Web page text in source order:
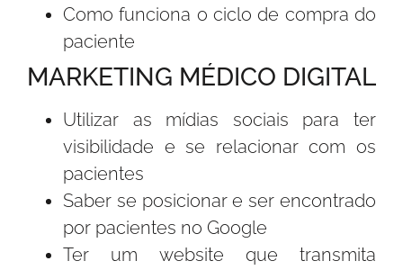
Como funciona o ciclo de compra do
paciente
MARKETING MÉDICO DIGITAL
Utilizar as mídias sociais para ter
visibilidade e se relacionar com os
pacientes
Saber se posicionar e ser encontrado
por pacientes no Google
Ter um website que transmita